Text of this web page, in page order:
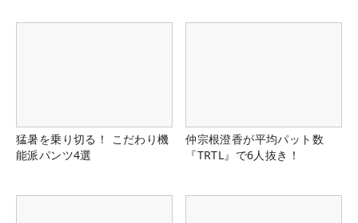
猛暑を乗り切る！ こだわり機
能派パンツ4選
仲宗根澄香が平均パット数
『TRTL』で6人抜き！